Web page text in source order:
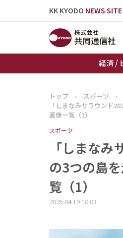
KK KYODO NEWS SITE
経済 /
トップ
トップ › スポーツ
›
「しまなみサラウンド
画像一覧（1）
スポーツ
「しまな
の3つの島
覧（1）
2025.04.19 10:03